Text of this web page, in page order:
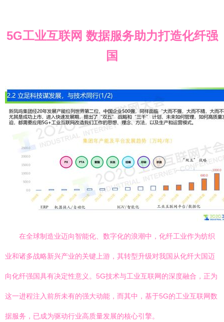
5G工业互联网 数据服务助力打造化纤强
国
在全球制造业迈向智能化、数字化的浪潮中，化纤工业作为纺织
业和诸多战略新兴产业的关键上游，其转型升级对我国从化纤大国迈
向化纤强国具有决定性意义。5G技术与工业互联网的深度融合，正为
这一进程注入前所未有的强大动能，而其中，基于5G的工业互联网数
据服务，已成为驱动行业高质量发展的核心引擎。